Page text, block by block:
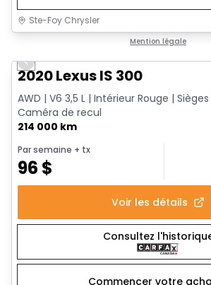
Ste-Foy Chrysler
Mention légale
Previous slide
2020 Lexus IS 300
AWD | V6 3,5 L | Intérieur Rouge |
Caméra de recul
214 000 km
Par semaine + tx
96 $
Voir les détails
Consultez
Commencer votre